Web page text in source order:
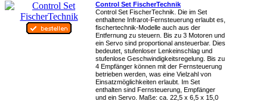
Control Set FischerTechnik
Control Set FischerTechnik. Die im Set
enthaltene Infrarot-Fernsteuerung erlaubt es,
fischertechnik-Modelle auch aus der
Entfernung zu steuern. Bis zu 3 Motoren und
ein Servo sind proportional ansteuerbar. Dies
bedeutet, stufenloser Lenkeinschlag und
stufenlose Geschwindigkeitsregelung. Bis zu
4 Empfänger können mit der Fernsteuerung
betrieben werden, was eine Vielzahl von
Einsatzmöglichkeiten erlaubt. Im Set
enthalten sind Fernsteuerung, Empfänger
und ein Servo. Maße: ca. 22,5 x 6,5 x 15,0